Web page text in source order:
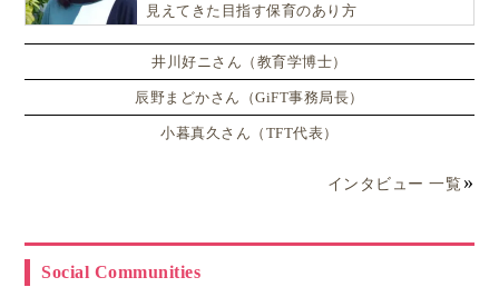
見えてきた目指す保育のあり方
井川好ニさん（教育学博士）
辰野まどかさん（GiFT事務局長）
小暮真久さん（TFT代表）
インタビュー 一覧
Social Communities